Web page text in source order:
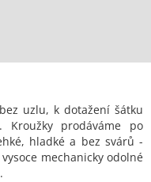
uzlu, k dotažení šátku
prodáváme po
hladké a bez svárů -
mechanicky odolné